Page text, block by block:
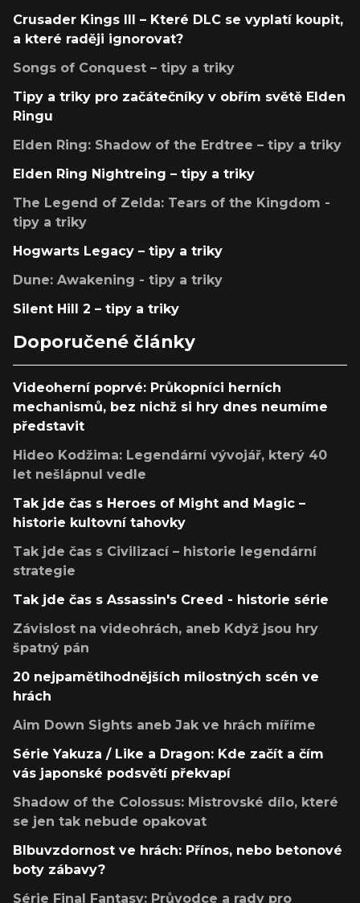
Crusader Kings III – Které DLC se vyplatí koupit,
a které raději ignorovat?
Songs of Conquest – tipy a triky
Tipy a triky pro začátečníky v obřím světě Elden
Ringu
Elden Ring: Shadow of the Erdtree – tipy a triky
Elden Ring Nightreing – tipy a triky
The Legend of Zelda: Tears of the Kingdom -
tipy a triky
Hogwarts Legacy – tipy a triky
Dune: Awakening - tipy a triky
Silent Hill 2 – tipy a triky
Doporučené články
Videoherní poprvé: Průkopníci herních
mechanismů, bez nichž si hry dnes neumíme
představit
Hideo Kodžima: Legendární vývojář, který 40
let nešlápnul vedle
Tak jde čas s Heroes of Might and Magic –
historie kultovní tahovky
Tak jde čas s Civilizací – historie legendární
strategie
Tak jde čas s Assassin's Creed - historie série
Závislost na videohrách, aneb Když jsou hry
špatný pán
20 nejpamětihodnějších milostných scén ve
hrách
Aim Down Sights aneb Jak ve hrách míříme
Série Yakuza / Like a Dragon: Kde začít a čím
vás japonské podsvětí překvapí
Shadow of the Colossus: Mistrovské dílo, které
se jen tak nebude opakovat
Blbuvzdornost ve hrách: Přínos, nebo betonové
boty zábavy?
Série Final Fantasy: Průvodce a rady pro